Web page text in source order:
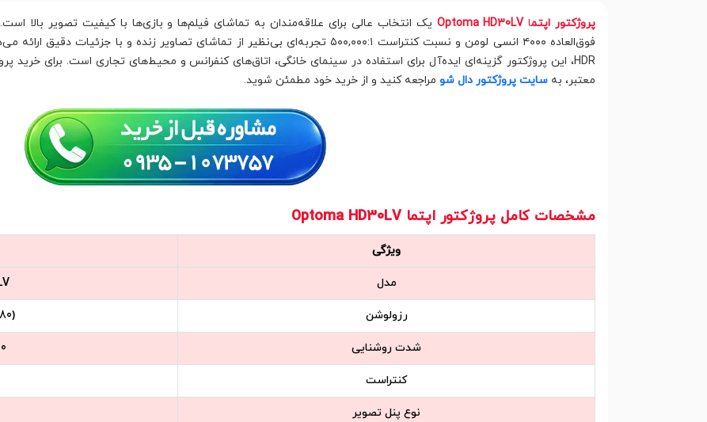
پروژکتور اپتماOptoma HD30LV
فوق‌العاده ۴۰۰۰ انسی لومن و نسبت کنتراست ۵۰۰,۰۰۰:۱ تجربه‌ای بی‌نظیر از تماشای تصاویر زنده و
معتبر، به سایت پروژکتور دال شومراجعه کنید و از خرید خود مطمئن شوید.
مشخصات کامل پروژکتور اپتما
ویژگی
مدل
رزولوشن
شدت روشنایی
کنتراست
نوع پنل تصویر